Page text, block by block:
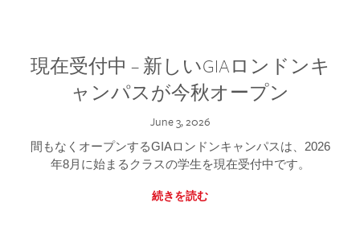
現在受付中 – 新しいGIAロンドンキ
ャンパスが今秋オープン
June 3, 2026
間もなくオープンするGIAロンドンキャンパスは、2026
年8月に始まるクラスの学生を現在受付中です。
続きを読む